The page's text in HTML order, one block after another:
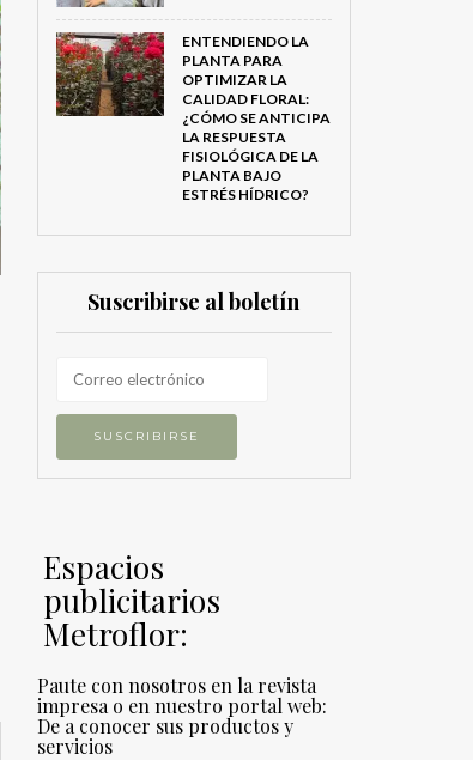
ENTENDIENDO LA
PLANTA PARA
OPTIMIZAR LA
CALIDAD FLORAL:
¿CÓMO SE ANTICIPA
LA RESPUESTA
FISIOLÓGICA DE LA
PLANTA BAJO
ESTRÉS HÍDRICO?
Suscribirse al boletín
Espacios
publicitarios
Metroflor:
Paute con nosotros en la revista
impresa o en nuestro portal web:
De a conocer sus productos y
servicios